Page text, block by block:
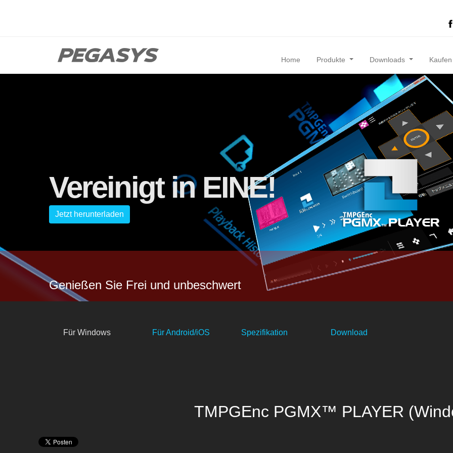
Home Produkte Downloads
Jetzt herunterladen
Vereinigt in EINE!
Genießen Sie Frei und unbeschwert
Für Windows Für Android/iOS Spezifikation Download
TMPGEnc PGMX™ PLAYER